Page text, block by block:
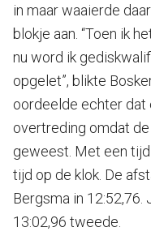
in maar waaierde
blokje aan. “Toen ik
nu word ik
opgelet”, blikte
oordeelde echter dat
overtreding omdat
geweest. Met een
tijd op de klok. De
Bergsma in
13:02,96 tweede.